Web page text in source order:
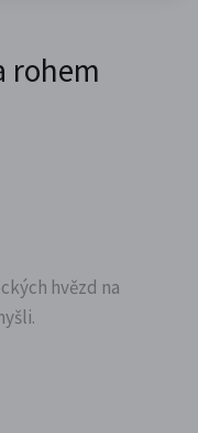
rohem
hvězd na